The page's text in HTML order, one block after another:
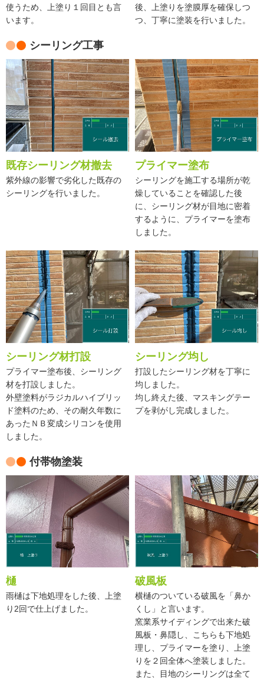
使うため、上塗り１回目とも言
います。
後、上塗りを塗膜厚を確保しつ
つ、丁寧に塗装を行いました。
シーリング工事
既存シーリング材撤去
紫外線の影響で劣化した既存の
シーリングを行いました。
プライマー塗布
シーリングを施工する場所が乾
燥していることを確認した後
に、シーリング材が目地に密着
するように、プライマーを塗布
しました。
シーリング材打設
プライマー塗布後、シーリング
材を打設しました。
外壁塗料がラジカルハイブリッ
ド塗料のため、その耐久年数に
あったＮＢ変成シリコンを使用
しました。
シーリング均し
打設したシーリング材を丁寧に
均しました。
均し終えた後、マスキングテー
プを剥がし完成しました。
付帯物塗装
樋
雨樋は下地処理をした後、上塗
り2回で仕上げました。
破風板
横樋のついている破風を「鼻か
くし」と言います。
窯業系サイディングで出来た破
風板・鼻隠し、こちらも下地処
理し、プライマーを塗り、上塗
りを２回全体へ塗装しました。
また、目地のシーリングは全て